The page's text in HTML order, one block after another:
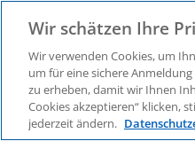
Plattform für
Wir schätzen Ihre
Wir verwenden Cookies, um
um für eine sichere
zu erheben, damit wir Ihnen
Cookies akzeptieren“ klicken,
jederzeit ändern.